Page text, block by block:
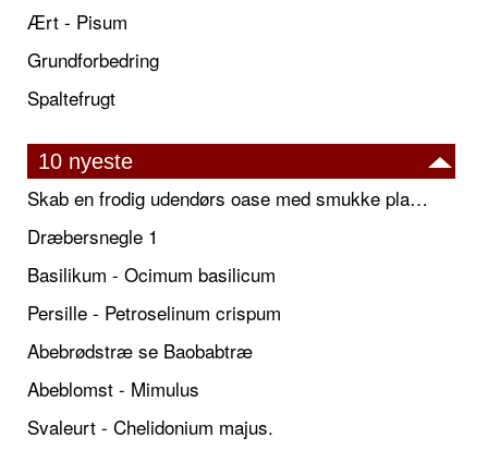
Ært - Pisum
Grundforbedring
Spaltefrugt
10 nyeste
Skab en frodig udendørs oase med smukke plantekrukker og elegante espalier
Dræbersnegle 1
Basilikum - Ocimum basilicum
Persille - Petroselinum crispum
Abebrødstræ se Baobabtræ
Abeblomst - Mimulus
Svaleurt - Chelidonium majus.